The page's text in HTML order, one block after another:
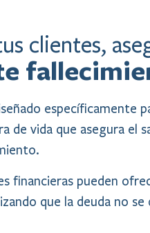
clientes,
específicamente
de vida que asegura el
financieras pueden
que la deuda no